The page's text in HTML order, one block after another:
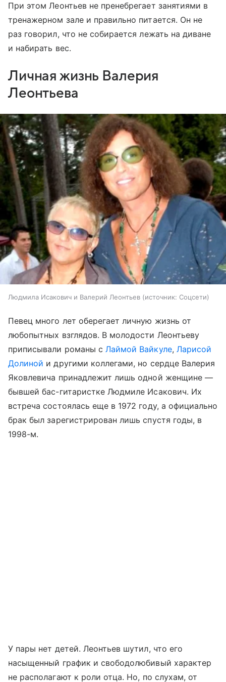
При этом Леонтьев не пренебрегает занятиями в
тренажерном зале и правильно питается. Он не
раз говорил, что не собирается лежать на диване
и набирать вес.
Личная жизнь Валерия
Леонтьева
Людмила Исакович и Валерий Леонтьев источник: Соцсети
Певец много лет оберегает личную жизнь от
любопытных взглядов. В молодости Леонтьеву
приписывали романы сЛаймой Вайкуле, Ларисой
Долиной и другими коллегами, но сердце Валерия
Яковлевича принадлежит лишь одной женщине —
бывшей бас-гитаристке Людмиле Исакович. Их
встреча состоялась еще в 1972 году, а официально
брак был зарегистрирован лишь спустя годы, в
1998-м.
У пары нет детей. Леонтьев шутил, что его
насыщенный график и свободолюбивый характер
не располагают к роли отца. Но, по слухам, от